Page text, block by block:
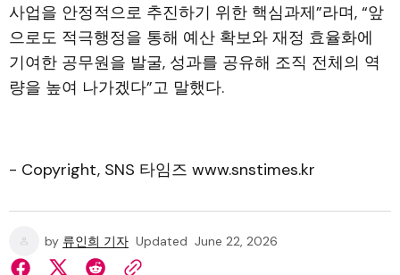
사업을 안정적으로 추진하기 위한 핵심과제”라며, “앞
으로도 적극행정을 통해 예산 확보와 재정 효율화에
기여한 공무원을 발굴, 성과를 공유해 조직 전체의 역
량을 높여 나가겠다”고 말했다.
- Copyright, SNS 타임즈 www.snstimes.kr
by 류인희 기자 Updated June 22, 2026